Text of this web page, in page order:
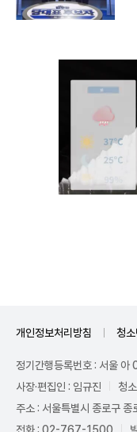
개인정보처리방침 청
정기간행등록번호 : 서울
사장·편집인 : 임규진
청
주소 : 서울특별시 종로구